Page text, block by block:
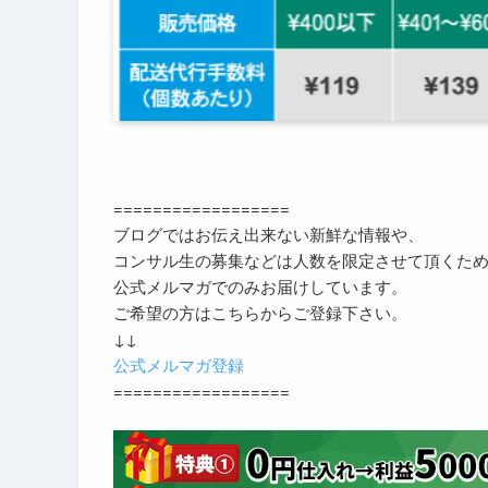
==================
ブログではお伝え出来ない新鮮な情報や、
コンサル生の募集などは人数を限定させて頂くため
公式メルマガでのみお届けしています。
ご希望の方はこちらからご登録下さい。
↓↓
公式メルマガ登録
==================